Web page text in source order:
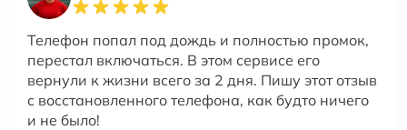
Телефон попал под дождь и полностью промок,
перестал включаться. В этом сервисе его
вернули к жизни всего за 2 дня. Пишу этот отзыв
с восстановленного телефона, как будто ничего
и не было!